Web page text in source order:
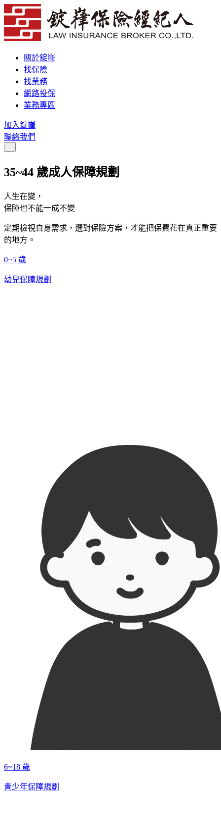
關於錠嵂
找保險
找業務
網路投保
業務專區
加入錠嵂
聯絡我們
35~44 歲成人保障規劃
人生在變 ，
保障也不能一成不變
定期檢視自身需求，選對保險方案，才能把保費花在真正重要
的地方。
0~5 歲
幼兒保障規劃
6~18 歲
青少年保障規劃